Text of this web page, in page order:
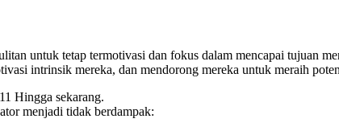
untuk tetap termotivasi dan fokus dalam mencapai tujuan
intrinsik mereka, dan mendorong mereka untuk meraih
Hingga sekarang.
menjadi tidak berdampak: